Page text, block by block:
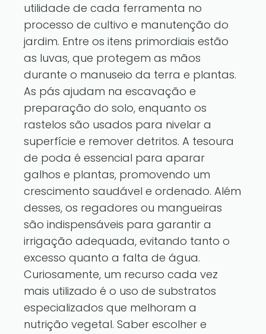
utilidade de cada ferramenta no
processo de cultivo e manutenção do
jardim. Entre os itens primordiais estão
as luvas, que protegem as mãos
durante o manuseio da terra e plantas.
As pás ajudam na escavação e
preparação do solo, enquanto os
rastelos são usados para nivelar a
superfície e remover detritos. A tesoura
de poda é essencial para aparar
galhos e plantas, promovendo um
crescimento saudável e ordenado. Além
desses, os regadores ou mangueiras
são indispensáveis para garantir a
irrigação adequada, evitando tanto o
excesso quanto a falta de água.
Curiosamente, um recurso cada vez
mais utilizado é o uso de substratos
especializados que melhoram a
nutrição vegetal. Saber escolher e